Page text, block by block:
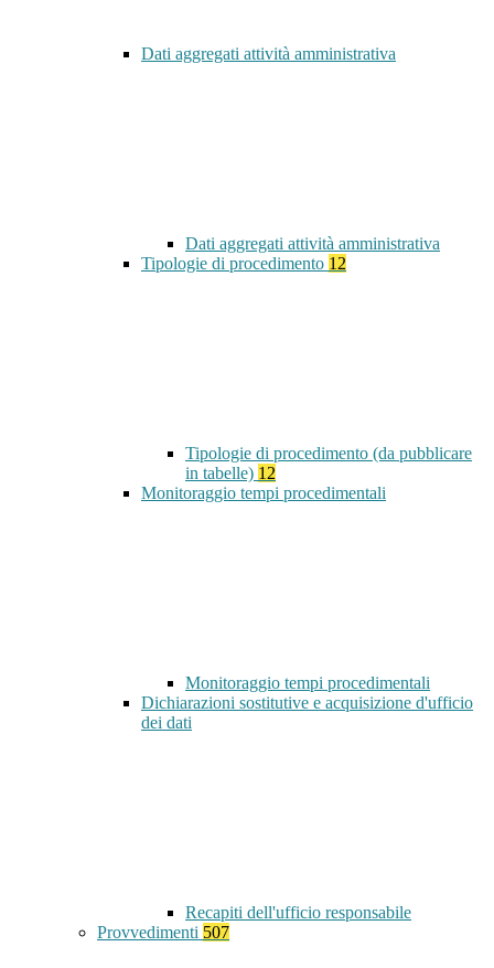
Dati aggregati attività amministrativa
Dati aggregati attività amministrativa
Tipologie di procedimento 12
Tipologie di procedimento (da pubblicare
in tabelle) 12
Monitoraggio tempi procedimentali
Monitoraggio tempi procedimentali
Dichiarazioni sostitutive e acquisizione d'ufficio
dei dati
Recapiti dell'ufficio responsabile
Provvedimenti 507